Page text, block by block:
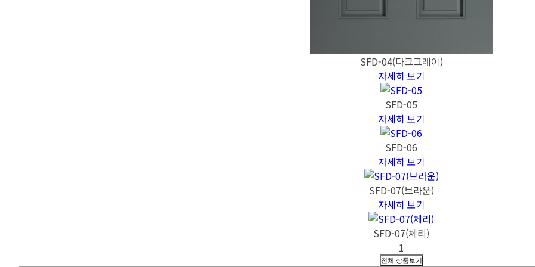
SFD-04(다크그레이)
자세히 보기
SFD-05
자세히 보기
SFD-06
자세히 보기
SFD-07(브라운)
자세히 보기
SFD-07(체리)
1